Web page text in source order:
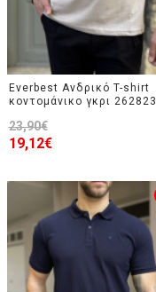
Everbest Ανδρικό T-shirt
κοντομάνικο γκρι 262823
19,12€
23,90€